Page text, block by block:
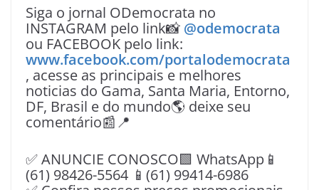
Siga o jornal ODemocrata no
INSTAGRAM pelo link📸 @odemocrata
ou FACEBOOK pelo link:
www.facebook.com/portalodemocrata
, acesse as principais e melhores
noticias do Gama, Santa Maria, Entorno,
DF, Brasil e do mundo🌎 deixe seu
comentário📰📍
✅ ANUNCIE CONOSCO🟩 WhatsApp📱
(61) 98426-5564 📱(61) 99414-6986